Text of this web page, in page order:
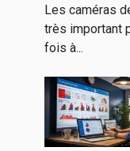
Les caméras
très important
fois à...